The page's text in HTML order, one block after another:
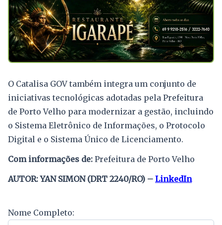
O Catalisa GOV também integra um conjunto de
iniciativas tecnológicas adotadas pela Prefeitura
de Porto Velho para modernizar a gestão, incluindo
o Sistema Eletrônico de Informações, o Protocolo
Digital e o Sistema Único de Licenciamento.
Com informações de: Prefeitura de Porto Velho
AUTOR: YAN SIMON (DRT 2240/RO) – LinkedIn
Nome Completo: